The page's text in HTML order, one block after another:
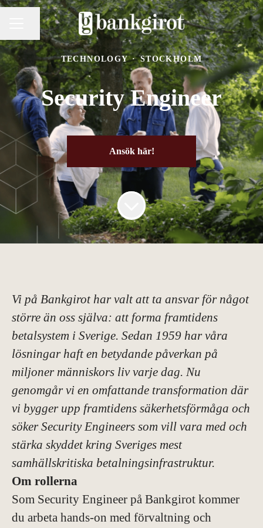
KARRIÄRMENY
Dela sidan
TECHNOLOGY · STOCKHOLM
Security Engineer
Ansök här!
Vi på Bankgirot har valt att ta ansvar för något
större än oss själva: att forma framtidens
betalsystem i Sverige. Sedan 1959 har våra
lösningar haft en betydande påverkan på
miljoner människors liv varje dag. Nu
genomgår vi en omfattande transformation där
vi bygger upp framtidens säkerhetsförmåga och
söker Security Engineers som vill vara med och
stärka skyddet kring Sveriges mest
samhällskritiska betalningsinfrastruktur.
Om rollerna
Som Security Engineer på Bankgirot kommer
du arbeta hands-on med förvaltning och